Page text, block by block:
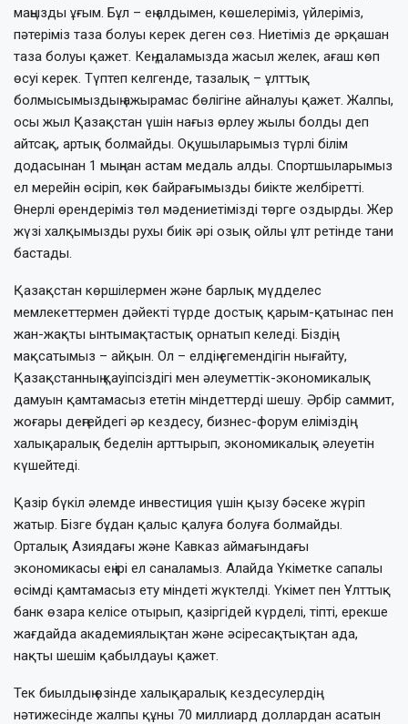
маңызды ұғым. Бұл – ең алдымен, көшелеріміз, үйлеріміз,
пәтеріміз таза болуы керек деген сөз. Ниетіміз де әрқашан
таза болуы қажет. Кең даламызда жасыл желек, ағаш көп
өсуі керек. Түптеп келгенде, тазалық – ұлттық
болмысымыздың ажырамас бөлігіне айналуы қажет. Жалпы,
осы жыл Қазақстан үшін нағыз өрлеу жылы болды деп
айтсақ, артық болмайды. Оқушыларымыз түрлі білім
додасынан 1 мыңнан астам медаль алды. Спортшыларымыз
ел мерейін өсіріп, көк байрағымызды биікте желбіретті.
Өнерлі өрендеріміз төл мәдениетімізді төрге оздырды. Жер
жүзі халқымызды рухы биік әрі озық ойлы ұлт ретінде тани
бастады.
Қазақстан көршілермен және барлық мүдделес
мемлекеттермен дәйекті түрде достық қарым-қатынас пен
жан-жақты ынтымақтастық орнатып келеді. Біздің
мақсатымыз – айқын. Ол – елдің егемендігін нығайту,
Қазақстанның қауіпсіздігі мен әлеуметтік-экономикалық
дамуын қамтамасыз ететін міндеттерді шешу. Әрбір саммит,
жоғары деңгейдегі әр кездесу, бизнес-форум еліміздің
халықаралық беделін арттырып, экономикалық әлеуетін
күшейтеді.
Қазір бүкіл әлемде инвестиция үшін қызу бәсеке жүріп
жатыр. Бізге бұдан қалыс қалуға болуға болмайды.
Орталық Азиядағы және Кавказ аймағындағы
экономикасы ең ірі ел саналамыз. Алайда Үкіметке сапалы
өсімді қамтамасыз ету міндеті жүктелді. Үкімет пен Ұлттық
банк өзара келісе отырып, қазіргідей күрделі, тіпті, ерекше
жағдайда академиялықтан және әсіресақтықтан ада,
нақты шешім қабылдауы қажет.
Тек биылдың өзінде халықаралық кездесулердің
нәтижесінде жалпы құны 70 миллиард доллардан асатын